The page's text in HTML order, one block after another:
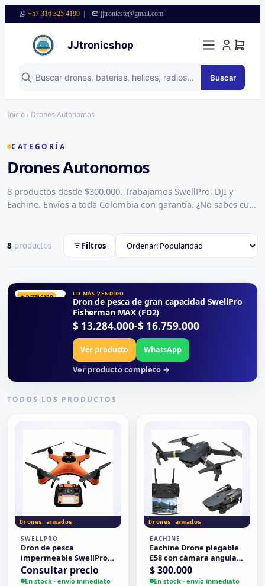
+57 316 325 4199 jjtronicste@gmail.com
JJtronicshop
Buscar
Inicio › Drones Autonomos
CATEGORÍA
Drones Autonomos
8 productos desde $300.000. Trabajamos SwellPro, DJI y
Eachine. Envíos a toda Colombia con garantía. ¿No sabes cuál
8 productos Filtros
★ DESTACADO LO MÁS VENDIDO
Dron de pesca de gran capacidad SwellPro
Fisherman MAX (FD2)
$ 13.284.000-$ 16.759.000
Rango de precios: desde $ 13.284.000
Ver producto WhatsApp
Ver producto completo →
TODOS LOS PRODUCTOS
Drones armados
SWELLPRO
Dron de pesca
impermeable SwellPro
Fisherman FD1+**BAJJO
PEDIDO**
Consultar precio
En stock · envío inmediato
Drones armados
EACHINE
Eachine Drone plegable
E58 con cámara angular
HD 1080P
$300.000
En stock · envío inmediato